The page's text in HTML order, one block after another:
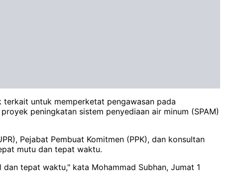
terkait untuk memperketat pengawasan pada
peningkatan sistem penyediaan air minum (SPAM)
Pejabat Pembuat Komitmen (PPK), dan konsultan
mutu dan tepat waktu.
tepat waktu," kata Mohammad Subhan, Jumat 1